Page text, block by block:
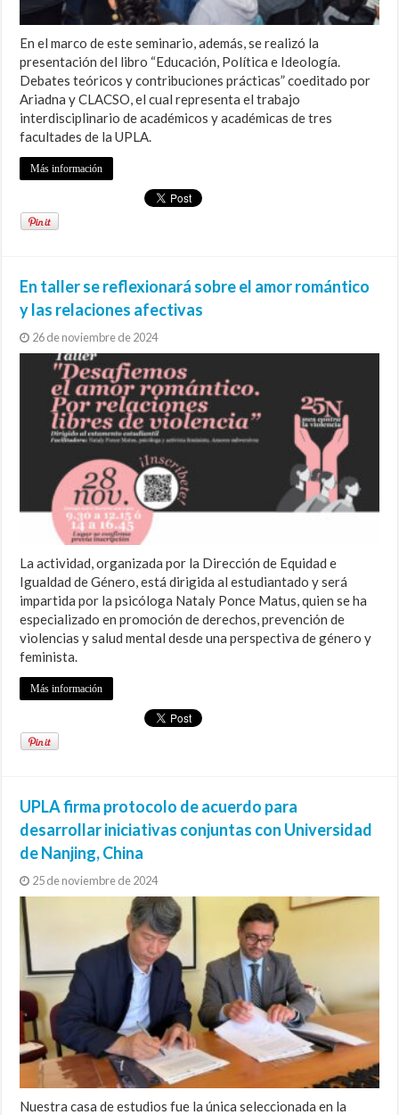
En el marco de este seminario, además, se realizó la
presentación del libro “Educación, Política e Ideología.
Debates teóricos y contribuciones prácticas” coeditado por
Ariadna y CLACSO, el cual representa el trabajo
interdisciplinario de académicos y académicas de tres
facultades de la UPLA.
Más información
En taller se reflexionará sobre el amor romántico
y las relaciones afectivas
26 de noviembre de 2024
La actividad, organizada por la Dirección de Equidad e
Igualdad de Género, está dirigida al estudiantado y será
impartida por la psicóloga Nataly Ponce Matus, quien se ha
especializado en promoción de derechos, prevención de
violencias y salud mental desde una perspectiva de género y
feminista.
Más información
UPLA firma protocolo de acuerdo para
desarrollar iniciativas conjuntas con Universidad
de Nanjing, China
25 de noviembre de 2024
Nuestra casa de estudios fue la única seleccionada en la